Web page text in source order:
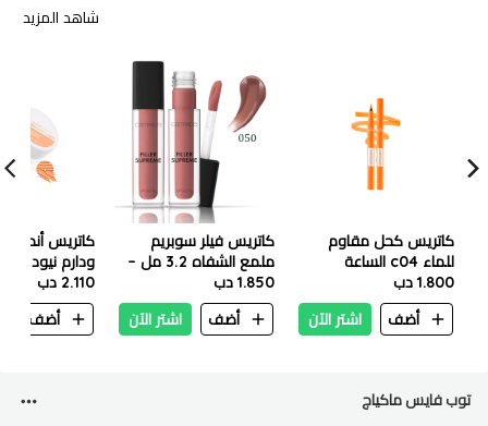
شاهد المزيد
كاتريس كحل مقاوم
للماء c04 الساعة
الذهبية
1.800 دب
أضف
اشتر الآن
كاتريس فيلر سوبريم
ملمع الشفاه 3.2 مل –
050 نود نوت رود
1.850 دب
أضف
اشتر الآن
ودارم نيود
2.110 دب
أضف
توب فايس ماكياج